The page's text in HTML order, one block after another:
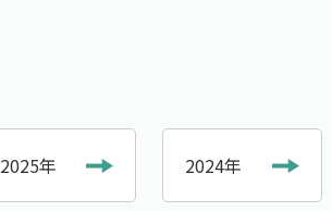
2025年 2024年